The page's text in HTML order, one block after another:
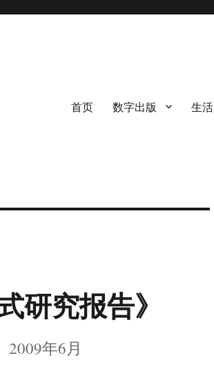
首页 数字出版 生活
研究报告》
年6月